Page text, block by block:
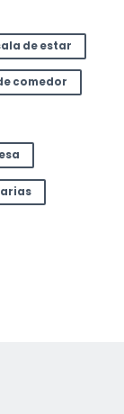
de estar
comedor